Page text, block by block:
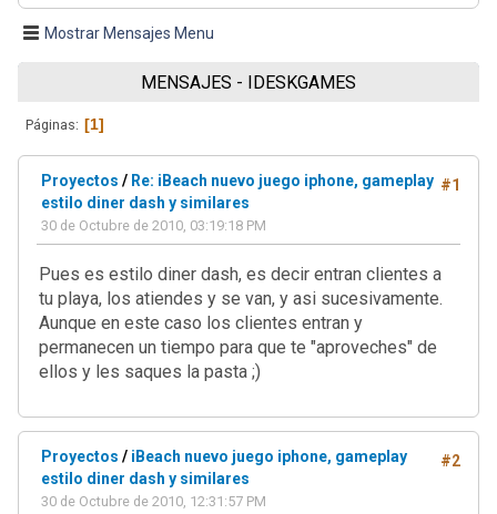
Mostrar Mensajes Menu
MENSAJES - IDESKGAMES
Páginas 1
#1
Proyectos / Re: iBeach nuevo juego iphone, gameplay
estilo diner dash y similares
30 de Octubre de 2010, 03:19:18 PM
Pues es estilo diner dash, es decir entran clientes a
tu playa, los atiendes y se van, y asi sucesivamente.
Aunque en este caso los clientes entran y
permanecen un tiempo para que te "aproveches" de
ellos y les saques la pasta ;)
#2
Proyectos / iBeach nuevo juego iphone, gameplay
estilo diner dash y similares
30 de Octubre de 2010, 12:31:57 PM